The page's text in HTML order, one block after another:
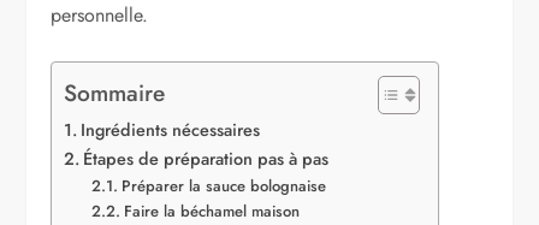
personnelle.
Sommaire
Ingrédients nécessaires
Étapes de préparation pas à pas
Préparer la sauce bolognaise
Faire la béchamel maison